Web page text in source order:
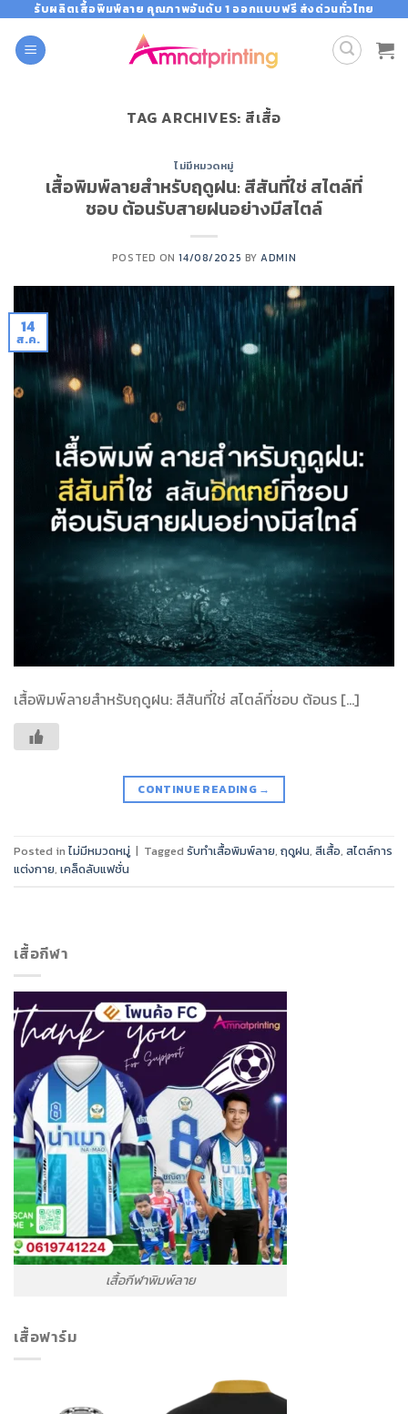
content
รับผลิตเสื้อพิมพ์ลาย คุณภาพอันดับ 1 ออกแบบฟรี ส่งด่วนทั่วไทย
TAG ARCHIVES: สีเสื้อ
ไม่มีหมวดหมู่
เสื้อพิมพ์ลายสำหรับฤดูฝน: สีสันที่ใช่ สไตล์ที่
ชอบ ต้อนรับสายฝนอย่างมีสไตล์
POSTED ON14/08/2025 BYADMIN
14
ส.ค.
เสื้อพิมพ์ลายสำหรับฤดูฝน: สีสันที่ใช่ สไตล์ที่ชอบ ต้อนร […]
CONTINUE READING →
Posted in ไม่มีหมวดหมู่ | Tagged รับทำเสื้อพิมพ์ลาย, ฤดูฝน, สีเสื้อ, สไตล์การ
แต่งกาย, เคล็ดลับแฟชั่น
เสื้อกีฬา
เสื้อกีฬาพิมพ์ลาย
เสื้อฟาร์ม